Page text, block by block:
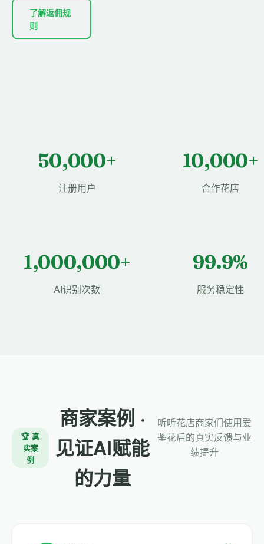
了解返佣规
则
50,000+
注册用户
10,000+
合作花店
1,000,000+
AI识别次数
99.9%
服务稳定性
🏆 真
实案
例
商家案例 ·
见证AI赋能
的力量
听听花店商家们使用爱
鉴花后的真实反馈与业
绩提升